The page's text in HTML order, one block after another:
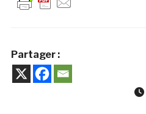
Partager :